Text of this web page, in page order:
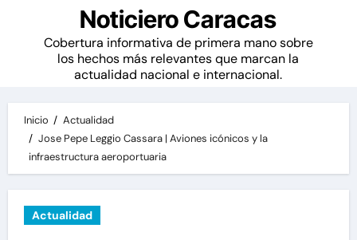
Noticiero Caracas
Cobertura informativa de primera mano sobre
los hechos más relevantes que marcan la
actualidad nacional e internacional.
Inicio
Actualidad
Jose Pepe Leggio Cassara | Aviones icónicos y la
infraestructura aeroportuaria
Actualidad